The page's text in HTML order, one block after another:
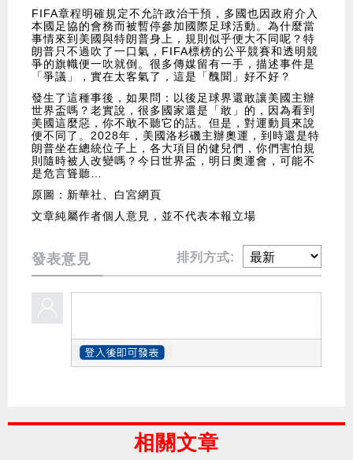
FIFA章程明確規定不允許政治干預，多國也因政府介入
本國足協的會務而被暫停參加國際足球活動。為什麼當
事情來到美國與特朗普身上，規則似乎便大不同呢？特
朗普只不過吹了一口氣，FIFA標榜的公平競賽和透明競
爭的旗幟便一吹就倒。很多傳媒留有一手，描述事件是
「爭議」，實在太客氣了，這是「醜聞」好不好？
發生了這種事後，如果問：以後足球界還敢讓美國主辦
世界盃嗎？老實說，很多國家還是「敢」的，因為看到
美國這麼惡，你不敢不聽它的話。但是，對運動員來說
便不同了。2028年，美國洛杉磯主辦奧運，到時還是特
朗普坐在總統位子上，各大項目的健兒們，你們害怕規
則隨時被人改變嗎？今日世界盃，明日奧運會，可能不
是危言聳聽…
原圖：新華社、白宮網頁
文章純屬作者個人意見，並不代表本報立場
發表意見 排列方式:
相關文章